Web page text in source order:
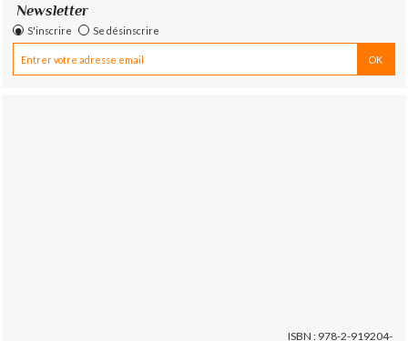
Newsletter
S'inscrire Se désinscrire
ISBN : 978-2-919204-